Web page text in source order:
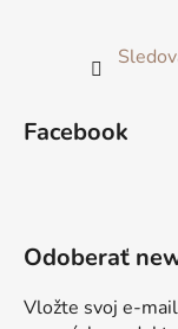
Facebook
Odoberať
Vložte svoj e-